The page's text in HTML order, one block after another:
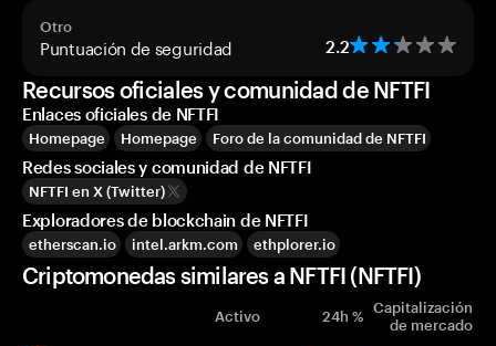
Otro
Puntuación de seguridad 2.2
Recursos oficiales y comunidad de NFTFI
Enlaces oficiales de NFTFI
Homepage Homepage Foro de la comunidad de NFTFI
Redes sociales y comunidad de NFTFI
NFTFI en X (Twitter)
Exploradores de blockchain de NFTFI
etherscan.io intel.arkm.com ethplorer.io
Criptomonedas similares a NFTFI (NFTFI)
Activo 24h % Capitalización
de mercado